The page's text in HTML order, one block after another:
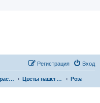
Вход
Регистрация
Садовые растения Цветы нашего сада Роза